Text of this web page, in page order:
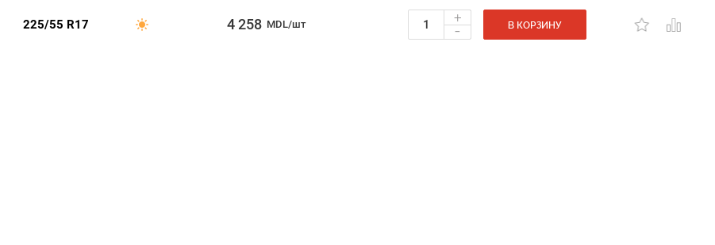
225/55 R17 4 258 MDL/шт +
- В КОРЗИНУ